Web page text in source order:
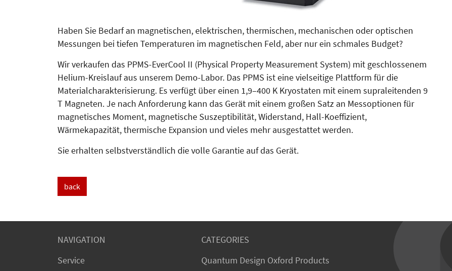
Haben Sie Bedarf an magnetischen, elektrischen, thermischen, mechani­schen oder optischen
Messungen bei tie­fen Temperaturen im magnetischen Feld, aber nur ein schmales Budget?
Wir verkaufen das PPMS-EverCool II (Physical Property Measurement System) mit geschlossenem
Helium-Kreislauf aus unserem Demo-Labor. Das PPMS ist eine vielseitige Plattform für die
Materialcharakterisierung. Es verfügt über einen 1,9–400 K Kryo­­­­staten mit einem supraleitenden 9
T Magneten. Je nach Anforderung kann das Gerät mit einem gro­ßen Satz an Messoptionen für
magne­tisches Moment, magnetische Suszep­tibilität, Widerstand, Hall-Koeffizient,
Wärmekapazität, thermische Expan­sion und vieles mehr ausgestattet werden.
Sie erhalten selbst­verständlich die volle Garantie auf das Gerät.
back
NAVIGATION
Service
CATEGORIES
Quantum Design Oxford Products